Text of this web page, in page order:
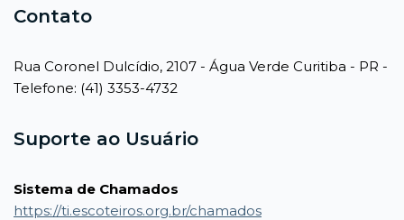
Contato
Rua Coronel Dulcídio, 2107 - Água Verde Curitiba - PR -
Telefone: (41) 3353-4732
Suporte ao Usuário
Sistema de Chamados
https://ti.escoteiros.org.br/chamados